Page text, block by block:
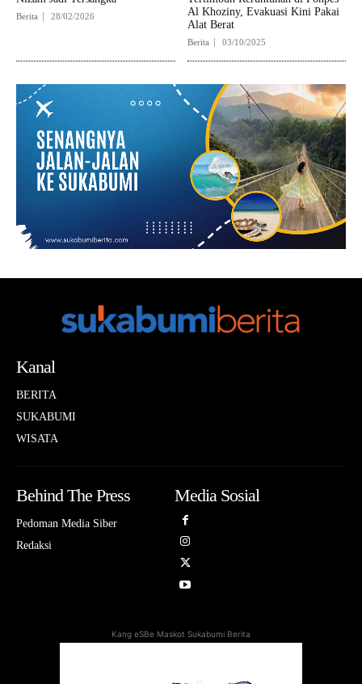
Berita 28/02/2026
Al Khoziny, Evakuasi Kini Pakai
Alat Berat
Berita 03/10/2025
Kanal
BERITA
SUKABUMI
WISATA
Behind The Press
Pedoman Media Siber
Redaksi
Media Sosial
Kang eSBe Maskot Sukabumi Berita